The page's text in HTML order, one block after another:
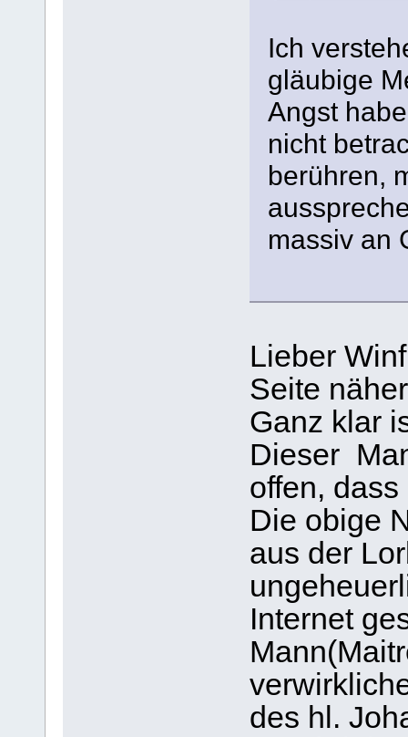
Ich
gläubige
Angst
nicht
berühren,
massiv an
Lieber
Seite
Ganz klar
Dieser
offen,
Die obige
aus der
Internet
des hl.